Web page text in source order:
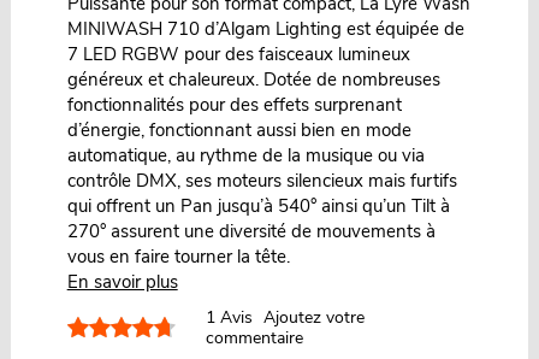
MINIWASH 710 d’Algam Lighting est équipée de
7 LED RGBW pour des faisceaux lumineux
généreux et chaleureux. Dotée de nombreuses
fonctionnalités pour des effets surprenant
d’énergie, fonctionnant aussi bien en mode
automatique, au rythme de la musique ou via
contrôle DMX, ses moteurs silencieux mais furtifs
qui offrent un Pan jusqu’à 540° ainsi qu’un Tilt à
270° assurent une diversité de mouvements à
vous en faire tourner la tête.
En savoir plus
1 Avis Ajoutez votre
commentaire